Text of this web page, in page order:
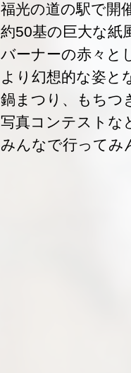
福光の道の駅で開
約50基の巨大な紙
バーナーの赤々と
より幻想的な姿と
鍋まつり、もちつ
写真コンテストな
みんなで行ってみ